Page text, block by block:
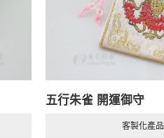
五行朱雀 開運御守
客製化產品